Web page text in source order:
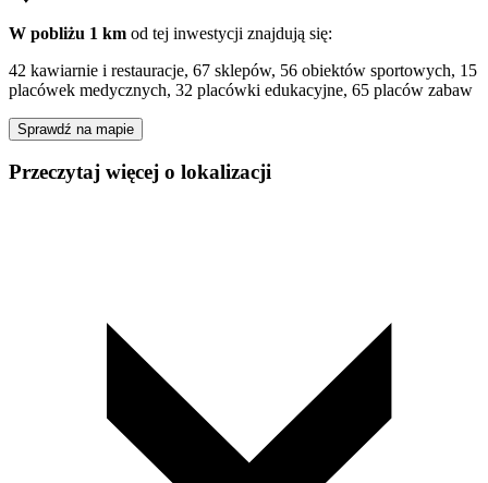
W pobliżu 1 km od tej inwestycji znajdują się:
42 kawiarnie i restauracje, 67 sklepów, 56 obiektów sportowych, 15
placówek medycznych, 32 placówki edukacyjne, 65 placów zabaw
Sprawdź na mapie
Przeczytaj więcej o lokalizacji